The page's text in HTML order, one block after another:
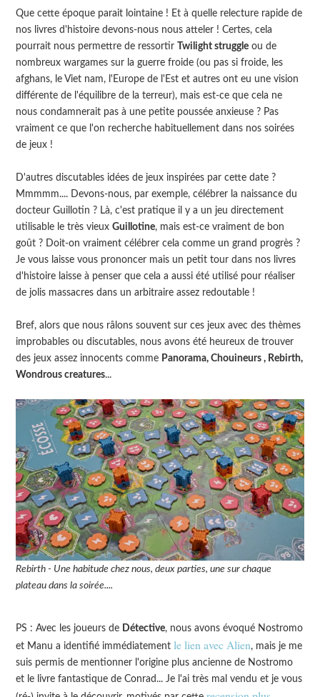
Que cette époque parait lointaine ! Et à quelle relecture rapide de
nos livres d'histoire devons-nous nous atteler ! Certes, cela
pourrait nous permettre de ressortirTwilight struggle ou de
nombreux wargames sur la guerre froide (ou pas si froide, les
afghans, le Viet nam, l'Europe de l'Est et autres ont eu une vision
différente de l'équilibre de la terreur), mais est-ce que cela ne
nous condamnerait pas à une petite poussée anxieuse ? Pas
vraiment ce que l'on recherche habituellement dans nos soirées
de jeux !
D'autres discutables idées de jeux inspirées par cette date ?
Mmmmm.... Devons-nous, par exemple, célébrer la naissance du
docteur Guillotin ? Là, c'est pratique il y a un jeu directement
utilisable le très vieuxGuillotine, mais est-ce vraiment de bon
goût ? Doit-on vraiment célébrer cela comme un grand progrès ?
Je vous laisse vous prononcer mais un petit tour dans nos livres
d'histoire laisse à penser que cela a aussi été utilisé pour réaliser
de jolis massacres dans un arbitraire assez redoutable !
Bref, alors que nous râlons souvent sur ces jeux avec des thèmes
improbables ou discutables, nous avons été heureux de trouver
des jeux assez innocents comme Panorama, Chouineurs , Rebirth,
Wondrous creatures...
Rebirth - Une habitude chez nous, deux parties, une sur chaque
plateau dans la soirée....
PS : Avec les joueurs de Détective, nous avons évoqué Nostromo
et Manu a identifié immédiatement le lien avec Alien, mais je me
suis permis de mentionner l'origine plus ancienne de Nostromo
et le livre fantastique de Conrad... Je l'ai très mal vendu et je vous